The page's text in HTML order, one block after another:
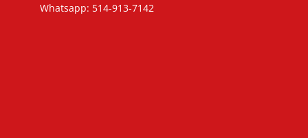
Whatsapp: 514-913-7142